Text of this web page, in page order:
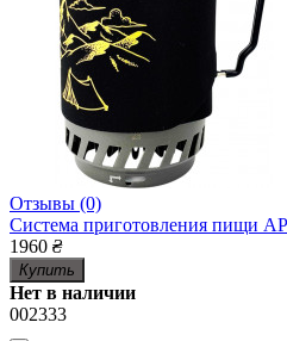
Отзывы (0)
Система приготовления пищи
1960 ₴
Купить
Нет в наличии
002333